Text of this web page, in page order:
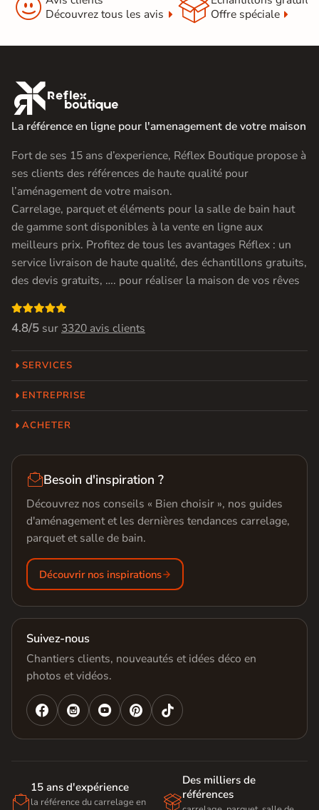
 Découvrez tous les avis
Offre spéciale

La référence en ligne pour l'amenagement de votre maison
Fort de ses 15 ans d’experience, Réflex Boutique propose à
ses clients des références de haute qualité pour
l’aménagement de votre maison.
Carrelage, parquet et éléments pour la salle de bain haut
de gamme sont disponibles à la vente en ligne aux
meilleurs prix. Profitez de tous les avantages Réflex : un
service livraison de haute qualité, des échantillons gratuits,
des devis gratuits, …. pour réaliser la maison de vos rêves

4.8/5 sur 3320 avis clients
SERVICES
ENTREPRISE
ACHETER
Besoin d'inspiration ?
Découvrez nos conseils « Bien choisir », nos guides
d'aménagement et les dernières tendances carrelage,
parquet et salle de bain.
Découvrir nos inspirations
Suivez-nous
Chantiers clients, nouveautés et idées déco en
photos et vidéos.
   

15 ans d'expérience
la référence du carrelage en 
Des milliers de
références